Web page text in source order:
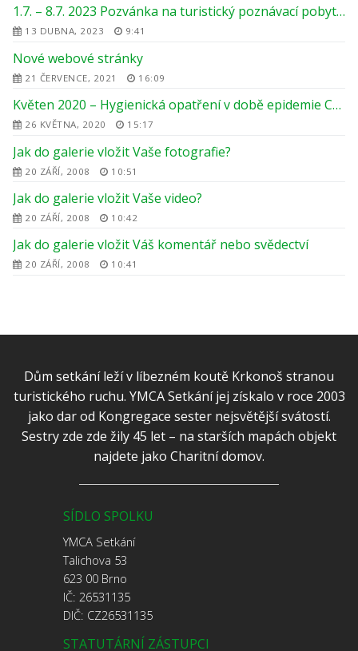
1.7. – 8.7. 2023 Pozvánka na turistický poznávací pobyt v Krkonoších s šachovým rekreačním programem
13 DUBNA, 2023 9:41
Nové webové stránky
21 ČERVENCE, 2021 16:09
Květen 2020 – Hygienická opatření v době epidemie COVID -19
26 KVĚTNA, 2020 15:17
Jak do galerie vložit Vaše fotografie?
20 ZÁŘÍ, 2008 10:51
Jak do galerie vložit Vaše video?
20 ZÁŘÍ, 2008 10:42
Jak do galerie vložit Váš komentář nebo svědectví
20 ZÁŘÍ, 2008 10:41
Dům setkání leží v líbezném koutě Krkonoš stranou
turistického ruchu. YMCA Setkání jej získalo v roce 2003
jako dar od Kongregace sester nejsvětější svátostí.
Sestry zde zde žily 45 let – na starších mapách objekt
najdete jako Charitní domov.
SÍDLO SPOLKU
YMCA Setkání
Talichova 53
623 00 Brno
IČ: 26531135
DIČ: CZ26531135
STATUTÁRNÍ ZÁSTUPCI